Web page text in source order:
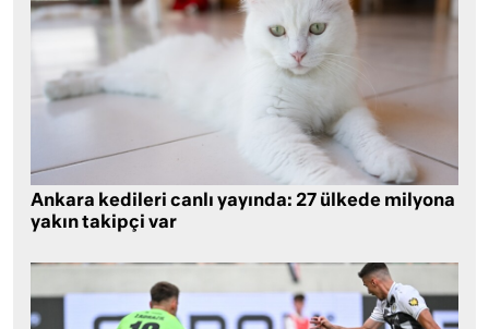
Ankara kedileri canlı yayında: 27 ülkede milyona
yakın takipçi var